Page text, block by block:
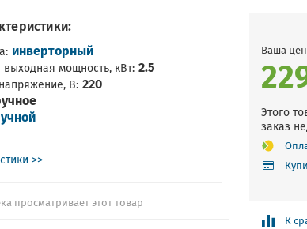
инверторный
мощность, кВт 2.5
В 220
>>
просматривает этот товар
Ваша
Этого
заказ
К